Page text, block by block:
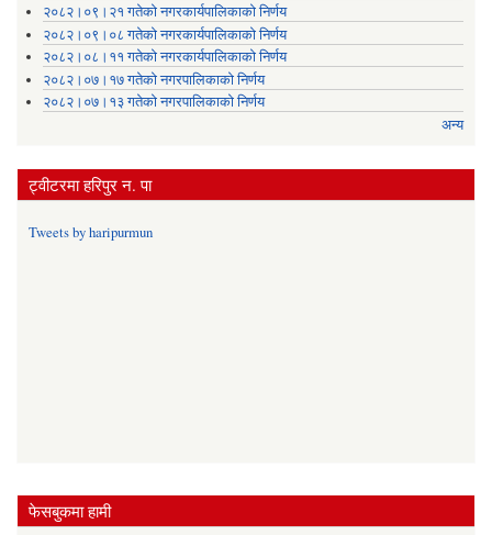
२०८२।०९।२१ गतेको नगरकार्यपालिकाको निर्णय
२०८२।०९।०८ गतेको नगरकार्यपालिकाको निर्णय
२०८२।०८।११ गतेको नगरकार्यपालिकाको निर्णय
२०८२।०७।१७ गतेको नगरपालिकाको निर्णय
२०८२।०७।१३ गतेको नगरपालिकाको निर्णय
अन्य
ट्वीटरमा हरिपुर न. पा
Tweets by haripurmun
फेसबुकमा हामी